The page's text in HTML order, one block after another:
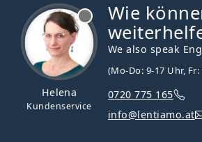
Helena
Kundenservice
Wie
We also speak
(Mo-Do: 9-17 Uhr,
0720 775 165
info@lentiamo.at